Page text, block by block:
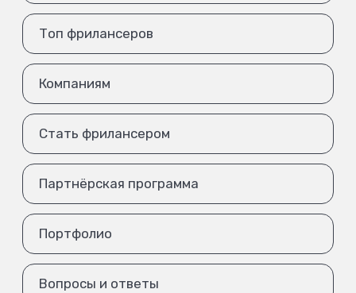
Топ фрилансеров
Компаниям
Стать фрилансером
Партнёрская программа
Портфолио
Вопросы и ответы